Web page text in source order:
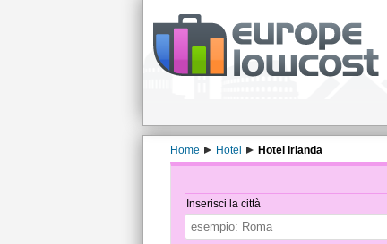
Home Hotel Hotel Irlanda
Inserisci la città